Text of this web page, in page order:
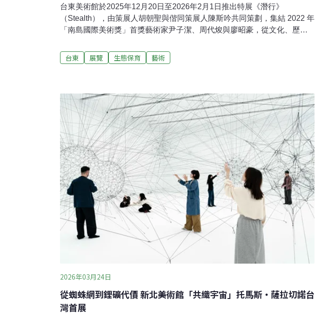
台東美術館於2025年12月20日至2026年2月1日推出特展《潛行》
（Stealth），由策展人胡朝聖與偕同策展人陳斯吟共同策劃，集結 2022 年
「南島國際美術獎」首獎藝術家尹子潔、周代焌與廖昭豪，從文化、歷史
與痕跡。「潛行」不是退隱 而是謹慎進入地方《潛行》之所以引人注
目，不只因為三位藝術家皆為南島國際美術獎首獎得主，更因為它是一場
模式，並在疫情後改採徵件與展覽形式，持續思考如何讓「南島」從文化
名詞轉化為當代藝術中的活生生能量。策展人胡朝聖表示，這次策展對他
而言其實相當特殊。因為三位藝術家是先由獎項機制選出，並非由他主動
邀請，因此他的角色更像是「陪伴者」：從既有作品與資料出發，重新梳
理三位藝術
台東 展覽 生態保育 藝術
2026年03月24日
從蜘蛛網到鋰礦代價 新北美術館「共織宇宙」托馬斯・薩拉切諾台
灣首展